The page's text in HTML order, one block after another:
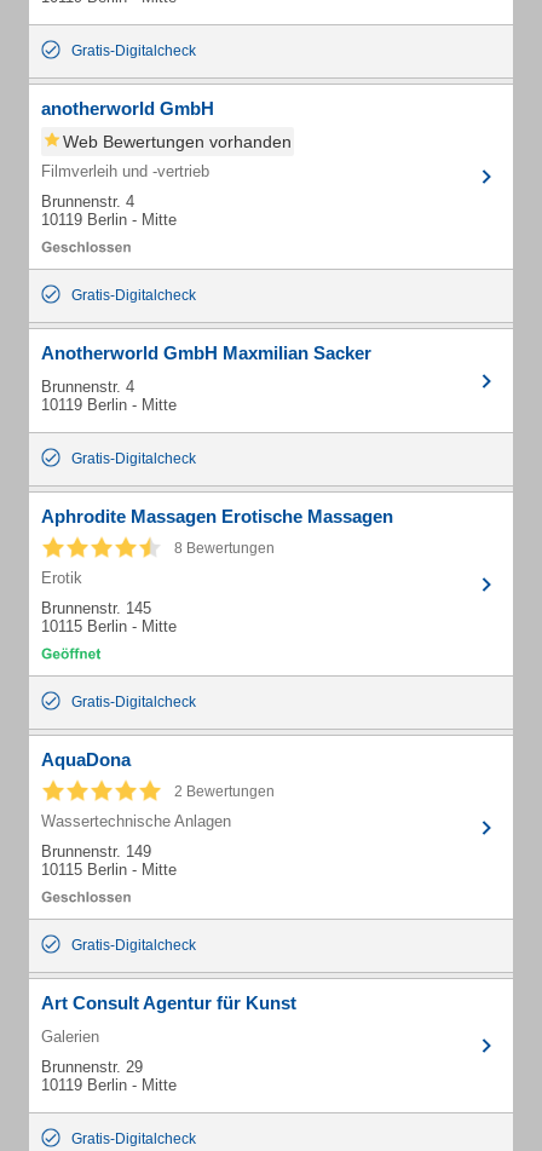
Gratis-Digitalcheck
anotherworld GmbH
Web Bewertungen vorhanden
Filmverleih und -vertrieb
Brunnenstr. 4
10119 Berlin - Mitte
Gratis-Digitalcheck
Anotherworld GmbH Maxmilian Sacker
Brunnenstr. 4
10119 Berlin - Mitte
Gratis-Digitalcheck
Aphrodite Massagen Erotische Massagen
8 Bewertungen
Erotik
Brunnenstr. 145
10115 Berlin - Mitte
Gratis-Digitalcheck
AquaDona
2 Bewertungen
Wassertechnische Anlagen
Brunnenstr. 149
10115 Berlin - Mitte
Gratis-Digitalcheck
Art Consult Agentur für Kunst
Galerien
Brunnenstr. 29
10119 Berlin - Mitte
Gratis-Digitalcheck